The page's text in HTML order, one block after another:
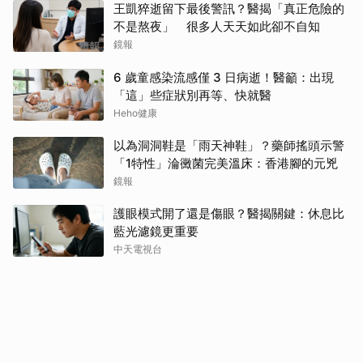
王凱猝逝留下最後警訊？醫揭「真正危險的
不是熬夜」 很多人天天如此卻不自知
鏡報
6 歲童感染流感僅 3 日病逝！醫籲：出現
「這」些症狀別再等、快就醫
Heho健康
以為洞洞鞋是「雨天神鞋」？藥師搖頭示警
「1特性」淪黴菌完美溫床：香港腳的元兇
鏡報
護眼模式開了還是傷眼？醫揭關鍵：休息比
藍光濾鏡更重要
中天電視台